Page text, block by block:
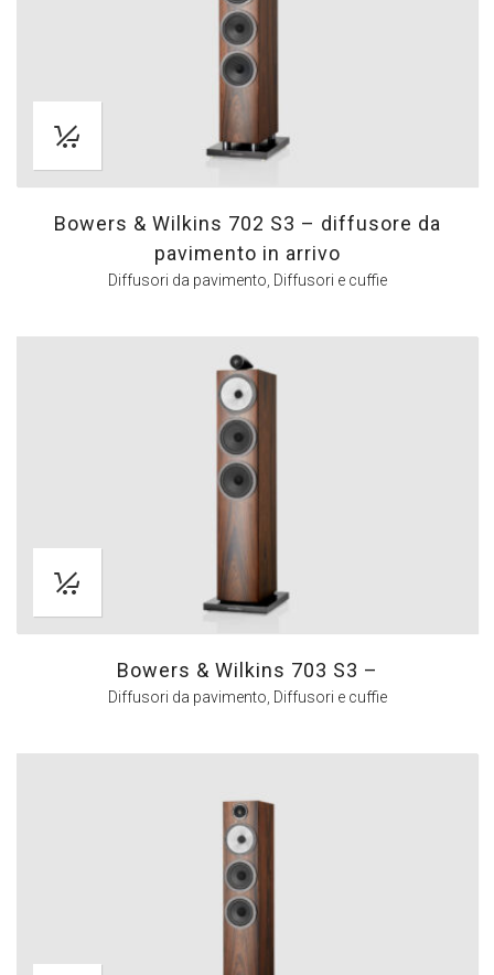
Bowers & Wilkins 702 S3 – diffusore da
pavimento in arrivo
Diffusori da pavimento Diffusori e cuffie
Bowers & Wilkins 703 S3 –
Diffusori da pavimento Diffusori e cuffie